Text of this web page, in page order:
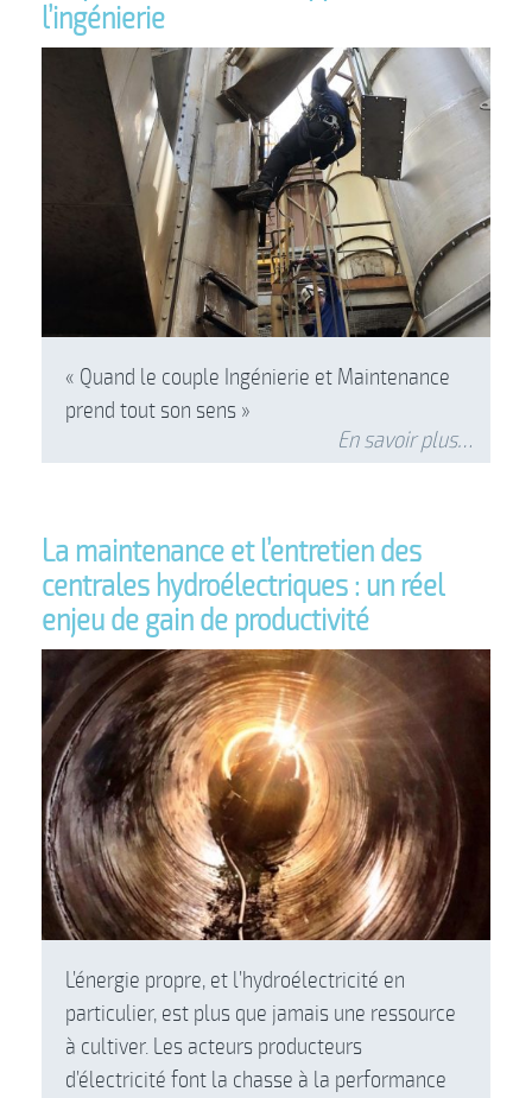
l’ingénierie
« Quand le couple Ingénierie et Maintenance
prend tout son sens »
En savoir plus…
La maintenance et l’entretien des
centrales hydroélectriques : un réel
enjeu de gain de productivité
L’énergie propre, et l’hydroélectricité en
particulier, est plus que jamais une ressource
à cultiver. Les acteurs producteurs
d’électricité font la chasse à la performance